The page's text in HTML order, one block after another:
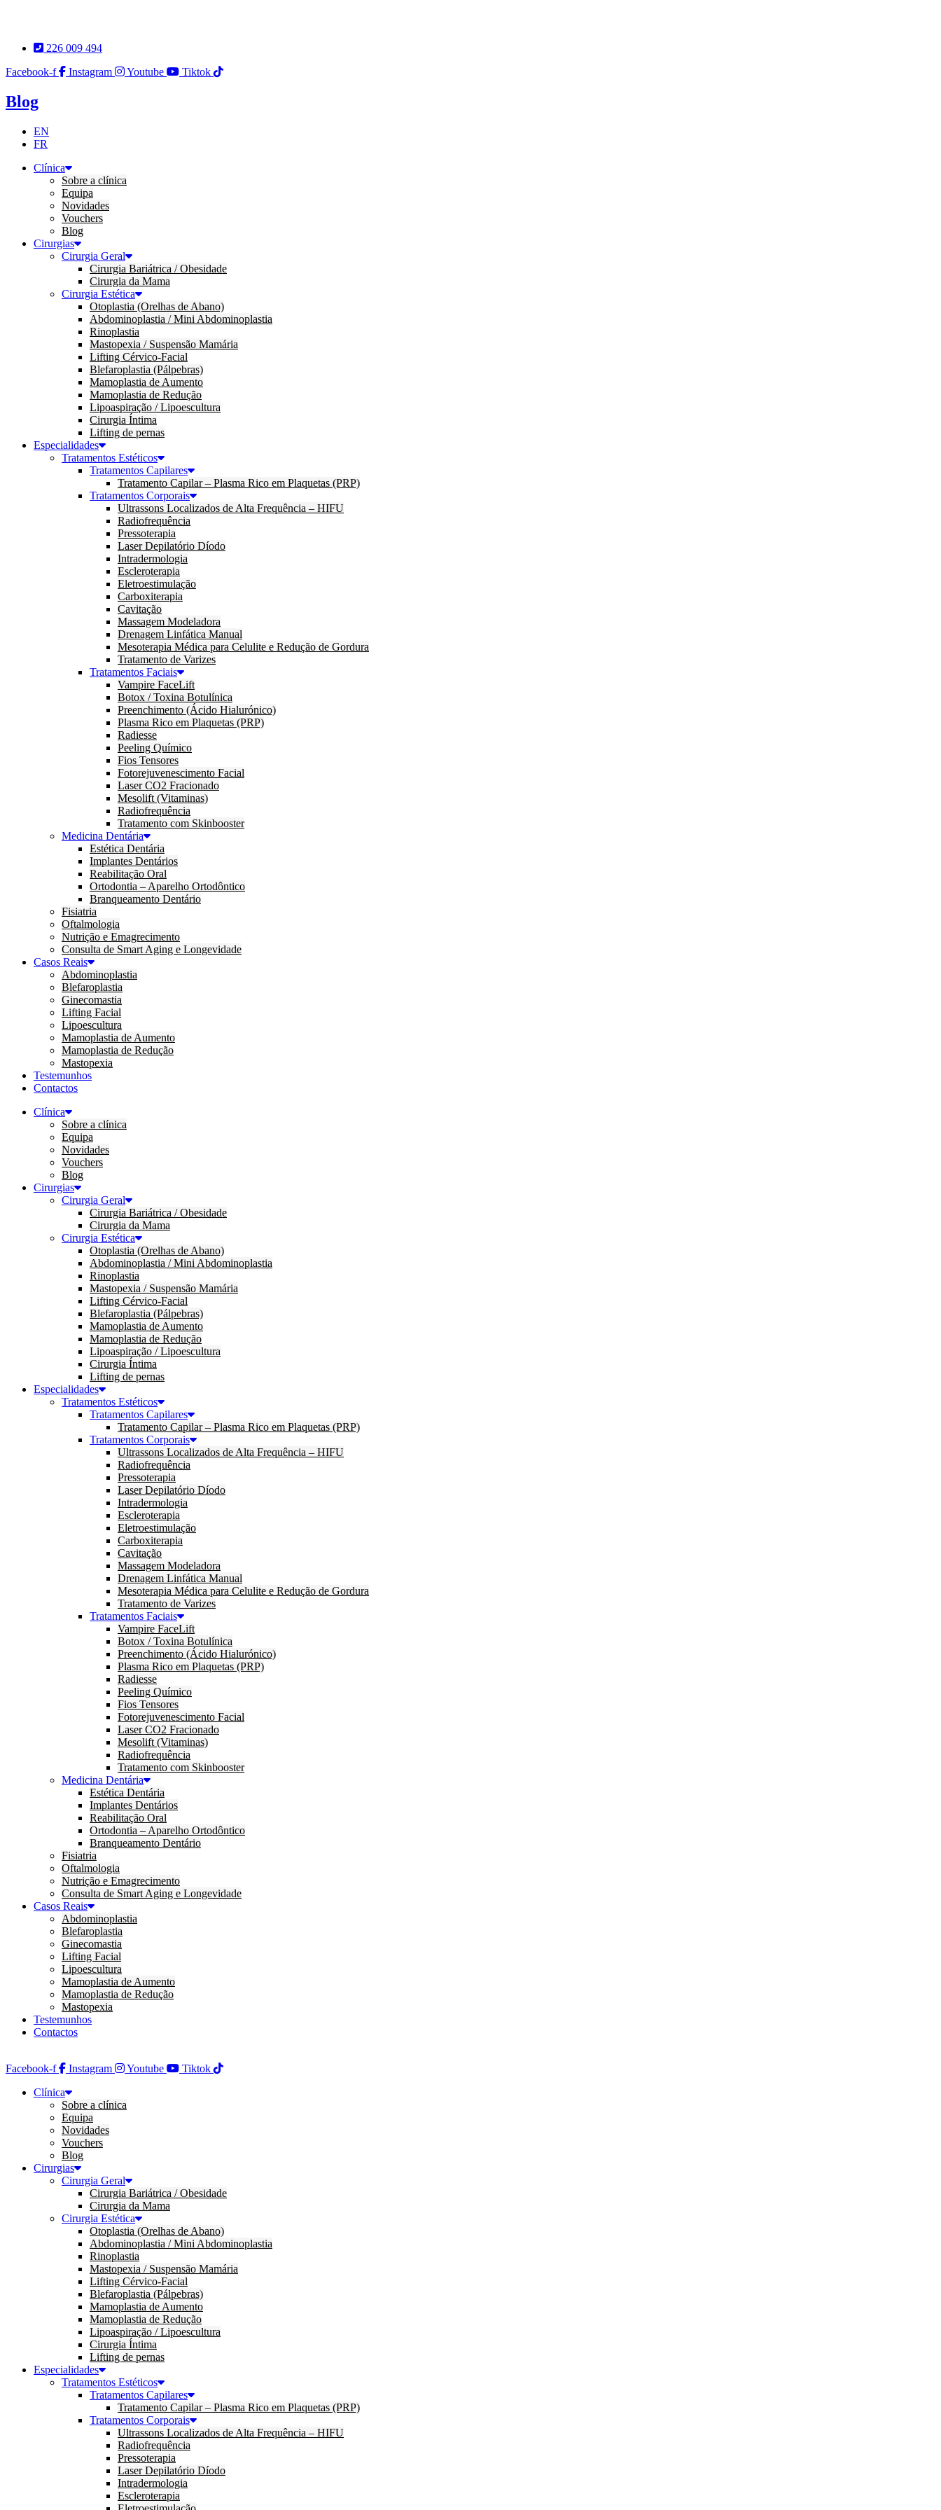
conteúdo 226 009 494
Facebook-f
Instagram Youtube Tiktok
Blog
EN
FR
Clínica
Sobre a clínica
Equipa
Novidades
Vouchers
Blog
Cirurgias
Cirurgia Geral
Cirurgia Bariátrica / Obesidade
Cirurgia da Mama
Cirurgia Estética
Otoplastia (Orelhas de Abano)
Abdominoplastia / Mini Abdominoplastia
Rinoplastia
Mastopexia / Suspensão Mamária
Lifting Cérvico-Facial
Blefaroplastia (Pálpebras)
Mamoplastia de Aumento
Mamoplastia de Redução
Lipoaspiração / Lipoescultura
Cirurgia Íntima
Lifting de pernas
Especialidades
Tratamentos Estéticos
Tratamentos Capilares
Tratamento Capilar – Plasma Rico em Plaquetas (PRP)
Tratamentos Corporais
Ultrassons Localizados de Alta Frequência – HIFU
Radiofrequência
Pressoterapia
Laser Depilatório Díodo
Intradermologia
Escleroterapia
Eletroestimulação
Carboxiterapia
Cavitação
Massagem Modeladora
Drenagem Linfática Manual
Mesoterapia Médica para Celulite e Redução de Gordura
Tratamento de Varizes
Tratamentos Faciais
Vampire FaceLift
Botox / Toxina Botulínica
Preenchimento (Ácido Hialurónico)
Plasma Rico em Plaquetas (PRP)
Radiesse
Peeling Químico
Fios Tensores
Fotorejuvenescimento Facial
Laser CO2 Fracionado
Mesolift (Vitaminas)
Radiofrequência
Tratamento com Skinbooster
Medicina Dentária
Estética Dentária
Implantes Dentários
Reabilitação Oral
Ortodontia – Aparelho Ortodôntico
Branqueamento Dentário
Fisiatria
Oftalmologia
Nutrição e Emagrecimento
Consulta de Smart Aging e Longevidade
Casos Reais
Abdominoplastia
Blefaroplastia
Ginecomastia
Lifting Facial
Lipoescultura
Mamoplastia de Aumento
Mamoplastia de Redução
Mastopexia
Testemunhos
Contactos
Clínica
Sobre a clínica
Equipa
Novidades
Vouchers
Blog
Cirurgias
Cirurgia Geral
Cirurgia Bariátrica / Obesidade
Cirurgia da Mama
Cirurgia Estética
Otoplastia (Orelhas de Abano)
Abdominoplastia / Mini Abdominoplastia
Rinoplastia
Mastopexia / Suspensão Mamária
Lifting Cérvico-Facial
Blefaroplastia (Pálpebras)
Mamoplastia de Aumento
Mamoplastia de Redução
Lipoaspiração / Lipoescultura
Cirurgia Íntima
Lifting de pernas
Especialidades
Tratamentos Estéticos
Tratamentos Capilares
Tratamento Capilar – Plasma Rico em Plaquetas (PRP)
Tratamentos Corporais
Ultrassons Localizados de Alta Frequência – HIFU
Radiofrequência
Pressoterapia
Laser Depilatório Díodo
Intradermologia
Escleroterapia
Eletroestimulação
Carboxiterapia
Cavitação
Massagem Modeladora
Drenagem Linfática Manual
Mesoterapia Médica para Celulite e Redução de Gordura
Tratamento de Varizes
Tratamentos Faciais
Vampire FaceLift
Botox / Toxina Botulínica
Preenchimento (Ácido Hialurónico)
Plasma Rico em Plaquetas (PRP)
Radiesse
Peeling Químico
Fios Tensores
Fotorejuvenescimento Facial
Laser CO2 Fracionado
Mesolift (Vitaminas)
Radiofrequência
Tratamento com Skinbooster
Medicina Dentária
Estética Dentária
Implantes Dentários
Reabilitação Oral
Ortodontia – Aparelho Ortodôntico
Branqueamento Dentário
Fisiatria
Oftalmologia
Nutrição e Emagrecimento
Consulta de Smart Aging e Longevidade
Casos Reais
Abdominoplastia
Blefaroplastia
Ginecomastia
Lifting Facial
Lipoescultura
Mamoplastia de Aumento
Mamoplastia de Redução
Mastopexia
Testemunhos
Contactos
Facebook-f Instagram Youtube
Tiktok
Clínica
Sobre a clínica
Equipa
Novidades
Vouchers
Blog
Cirurgias
Cirurgia Geral
Cirurgia Bariátrica / Obesidade
Cirurgia da Mama
Cirurgia Estética
Otoplastia (Orelhas de Abano)
Abdominoplastia / Mini Abdominoplastia
Rinoplastia
Mastopexia / Suspensão Mamária
Lifting Cérvico-Facial
Blefaroplastia (Pálpebras)
Mamoplastia de Aumento
Mamoplastia de Redução
Lipoaspiração / Lipoescultura
Cirurgia Íntima
Lifting de pernas
Especialidades
Tratamentos Estéticos
Tratamentos Capilares
Tratamento Capilar – Plasma Rico em Plaquetas (PRP)
Tratamentos Corporais
Ultrassons Localizados de Alta Frequência – HIFU
Radiofrequência
Pressoterapia
Laser Depilatório Díodo
Intradermologia
Escleroterapia